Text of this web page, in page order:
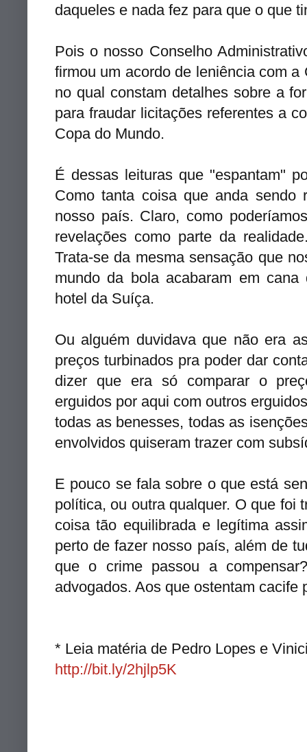
daqueles e nada fez para que o que
Pois o nosso Conselho
firmou um acordo de leniência com
no qual constam detalhes sobre a
para fraudar licitações referentes a
Copa do Mundo.
É dessas leituras que "espantam"
Como tanta coisa que anda sendo
nosso país. Claro, como
revelações como parte da
Trata-se da mesma sensação que
mundo da bola acabaram em
hotel da Suíça.
Ou alguém duvidava que não era
preços turbinados pra poder dar
dizer que era só comparar o
erguidos por aqui com outros
todas as benesses, todas as
envolvidos quiseram trazer com
E pouco se fala sobre o que está
política, ou outra qualquer. O que foi
coisa tão equilibrada e legítima
perto de fazer nosso país, além de
que o crime passou a
advogados. Aos que ostentam cacife
* Leia matéria de Pedro Lopes e
http://bit.ly/2hjlp5K